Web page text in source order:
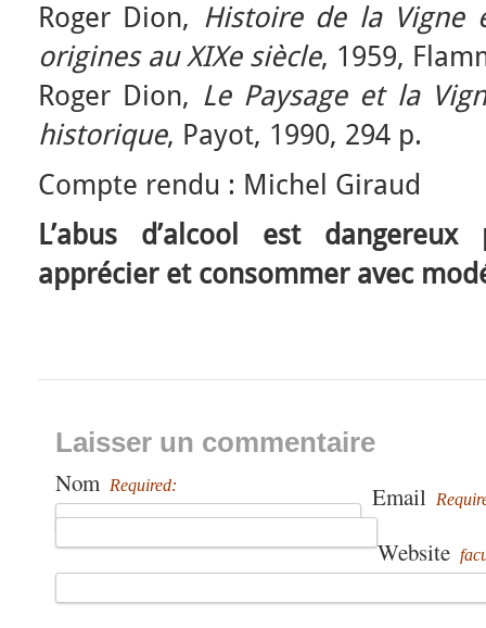
Roger Dion, Histoire de la Vigne
origines au XIXe siècle, 1959,
Roger Dion, Le Paysage et la
historique, Payot, 1990, 294 p.
Compte rendu : Michel Giraud
L’abus d’alcool est
apprécier et consommer avec
Laisser un commentaire
Nom Required: Email
Website